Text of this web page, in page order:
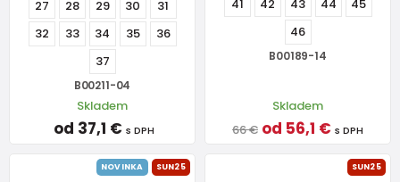
27 28 29 30
31
32
33 34 35
36
37
B00211-04
Skladem
od 37,1 € s DPH
41
42 43 44
45
46
B00189-14
Skladem
66 € od 56,1 € s DPH
NOVINKA SUN25 SUN25